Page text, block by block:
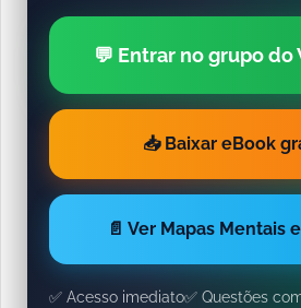
💬 Entrar no grupo do
📥 Baixar eBook
📄 Ver Mapas Mentais
✅ Acesso imediato✅ Questões